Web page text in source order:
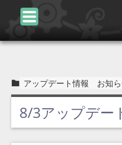
アップデート情報 お知
8/3アップデー